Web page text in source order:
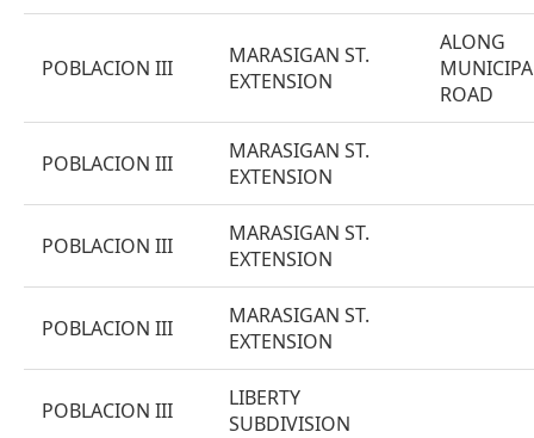
POBLACION III
MARASIGAN ST.
EXTENSION
ALONG
ROAD
POBLACION III
MARASIGAN ST.
EXTENSION
POBLACION III
MARASIGAN ST.
EXTENSION
POBLACION III
MARASIGAN ST.
EXTENSION
POBLACION III
LIBERTY
SUBDIVISION